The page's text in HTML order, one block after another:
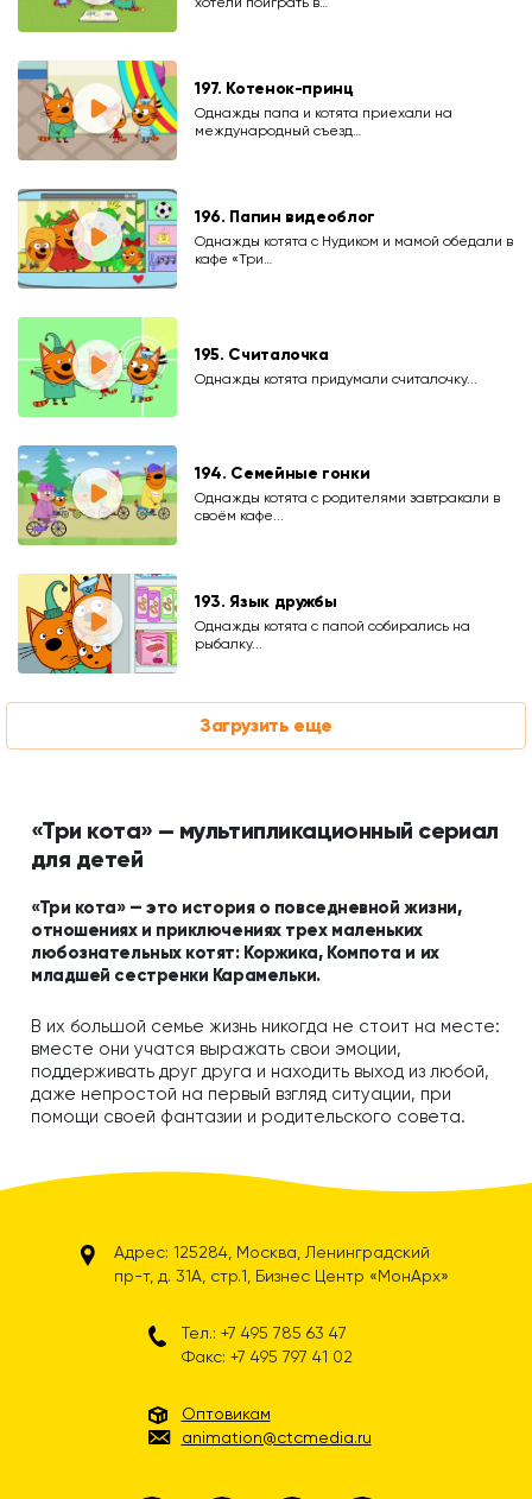
197. Котенок-принц
Однажды папа и котята приехали на
международный съезд…
196. Папин видеоблог
Однажды котята с Нудиком и мамой обедали в
кафе «Три…
195. Считалочка
Однажды котята придумали считалочку...
194. Семейные гонки
Однажды котята с родителями завтракали в
своём кафе...
193. Язык дружбы
Однажды котята с папой собирались на
рыбалку...
Загрузить еще
«Три кота» — мультипликационный сериал
для детей
«Три кота» — это история о повседневной жизни,
отношениях и приключениях трех маленьких
любознательных котят: Коржика, Компота и их
младшей сестренки Карамельки.
В их большой семье жизнь никогда не стоит на месте:
вместе они учатся выражать свои эмоции,
поддерживать друг друга и находить выход из любой,
даже непростой на первый взгляд ситуации, при
помощи своей фантазии и родительского совета.
Адрес: 125284, Москва, Ленинградский
пр-т, д. 31А, стр.1, Бизнес Центр «МонАрх»
Тел.: +7 495 785 63 47
Факс: +7 495 797 41 02
Оптовикам
animation@ctcmedia.ru